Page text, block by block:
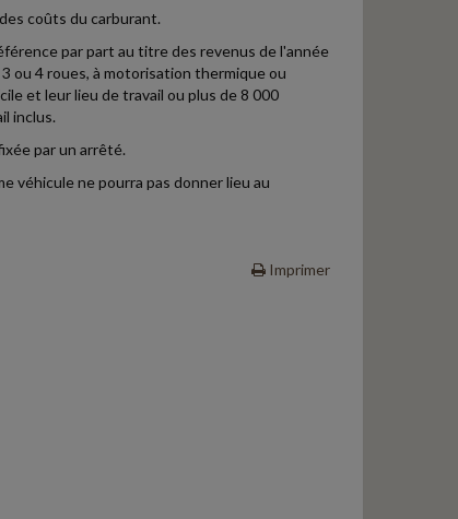
coûts du carburant.
par part au titre des revenus de l'année
ou 4 roues, à motorisation thermique ou
et leur lieu de travail ou plus de 8 000
inclus.
par un arrêté.
véhicule ne pourra pas donner lieu au
Imprimer